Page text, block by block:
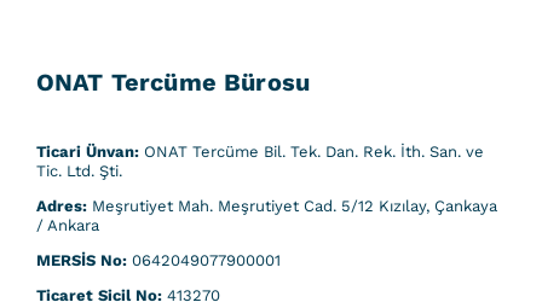
ONAT Tercüme Bürosu
Ticari Ünvan:ONAT Tercüme Bil. Tek. Dan. Rek. İth. San. ve
Tic. Ltd. Şti.
Adres:Meşrutiyet Mah. Meşrutiyet Cad. 5/12 Kızılay, Çankaya
/ Ankara
MERSİS No:0642049077900001
Ticaret Sicil No:413270